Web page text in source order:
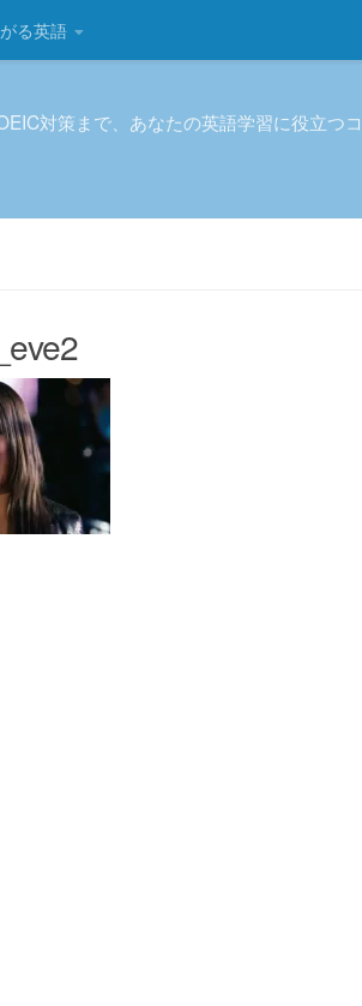
る英語
対策まで、あなたの英語学習に役立つ